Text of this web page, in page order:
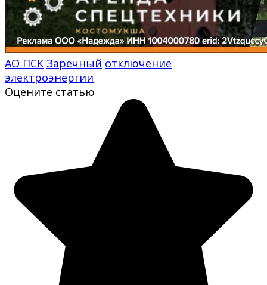
АО ПСК Заречный отключение
электроэнергии
Оцените статью